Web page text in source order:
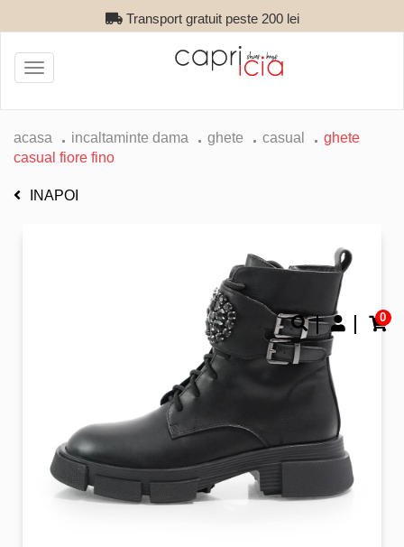
Transport gratuit peste 200 lei
0
Toggle
navigation
acasa incaltaminte dama ghete casual
ghete
casual fiore fino
INAPOI